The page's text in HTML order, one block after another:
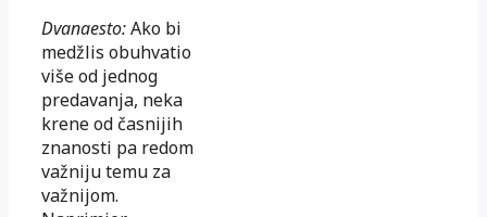
Dvanaesto:Ako bi
medžlis obuhvatio
više od jednog
predavanja, neka
krene od časnijih
znanosti pa redom
važniju temu za
važnijom.